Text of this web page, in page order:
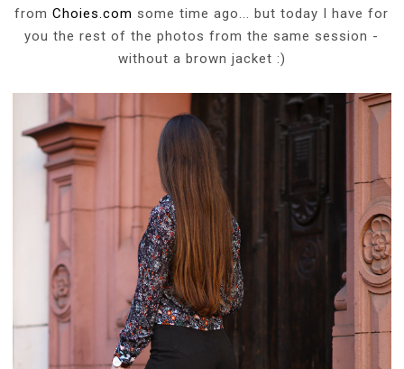
fromChoies.com some time ago... but today I have for
you the rest of the photos from the same session -
without a brown jacket :)